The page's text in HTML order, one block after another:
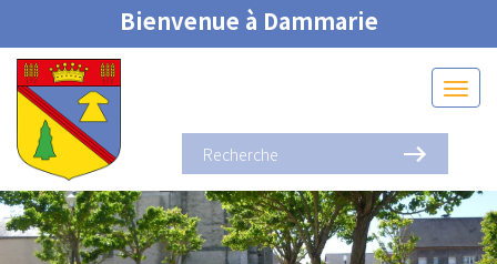
Bienvenue à Dammarie